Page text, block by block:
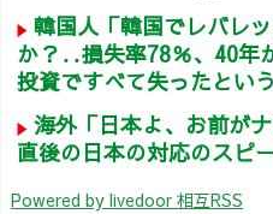
韓国人「韓国でレバレ
か？‥損失率78％、40年
投資ですべて失ったとい
海外「日本よ、お前が
直後の日本の対応のスピ
Powered by livedoor 相互RSS